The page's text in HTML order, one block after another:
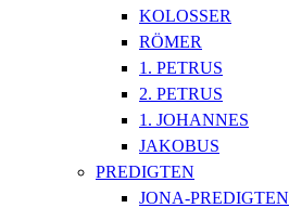
KOLOSSER
RÖMER
1. PETRUS
2. PETRUS
1. JOHANNES
JAKOBUS
PREDIGTEN
JONA-PREDIGTEN